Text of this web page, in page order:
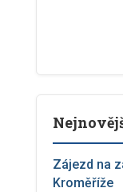
Zájezd na
Kroměříže